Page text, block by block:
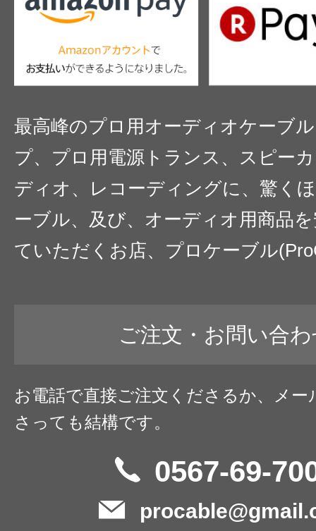
最高峰のプロ用オーディオケーブ
プ、プロ用電源トランス、スピー
ディオ、レコーディングに、驚く
ーブル、及び、オーディオ用商品
ていただくお店、プロケーブル
ご注文・お問い合
お電話で直接ご注文くださるか、メー
さっても結構です。
0567-69-